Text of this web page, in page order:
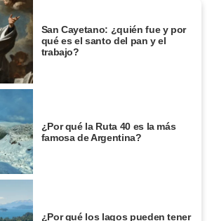
San Cayetano: ¿quién fue y por
qué es el santo del pan y el
trabajo?
¿Por qué la Ruta 40 es la más
famosa de Argentina?
¿Por qué los lagos pueden tener